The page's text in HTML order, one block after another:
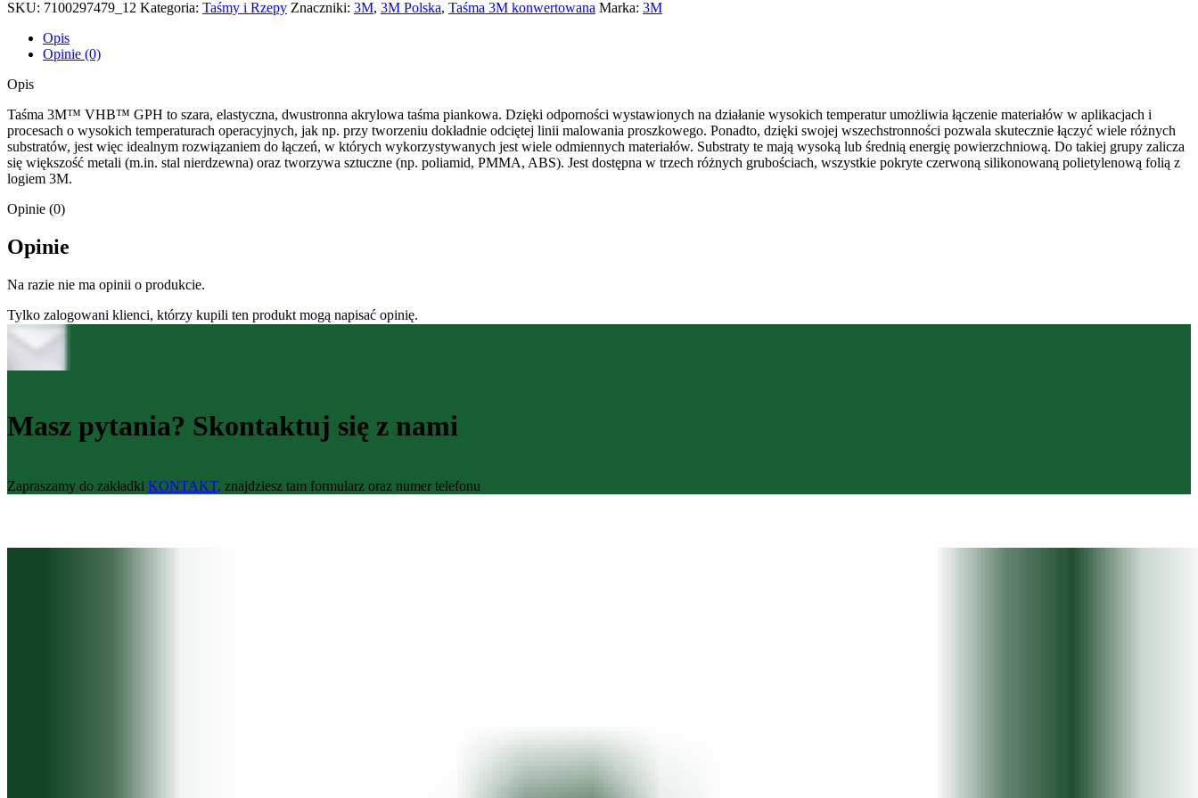
SKU: 7100297479_12 Kategoria: Taśmy i Rzepy Znaczniki: 3M, 3M Polska, Taśma 3M konwertowana Marka: 3M
Opis
Opinie (0)
Opis
Taśma 3M™ VHB™ GPH to szara, elastyczna, dwustronna akrylowa taśma piankowa. Dzięki odporności wystawionych na działanie wysokich temperatur umożliwia łączenie materiałów w aplikacjach i
procesach o wysokich temperaturach operacyjnych, jak np. przy tworzeniu dokładnie odciętej linii malowania proszkowego. Ponadto, dzięki swojej wszechstronności pozwala skutecznie łączyć wiele różnych
substratów, jest więc idealnym rozwiązaniem do łączeń, w których wykorzystywanych jest wiele odmiennych materiałów. Substraty te mają wysoką lub średnią energię powierzchniową. Do takiej grupy zalicza
się większość metali (m.in. stal nierdzewna) oraz tworzywa sztuczne (np. poliamid, PMMA, ABS). Jest dostępna w trzech różnych grubościach, wszystkie pokryte czerwoną silikonowaną polietylenową folią z
logiem 3M.
Opinie (0)
Opinie
Na razie nie ma opinii o produkcie.
Tylko zalogowani klienci, którzy kupili ten produkt mogą napisać opinię.
Masz pytania? Skontaktuj się z nami
Zapraszamy do zakładki KONTAKT, znajdziesz tam formularz oraz numer telefonu